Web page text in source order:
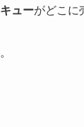
ューがどこに